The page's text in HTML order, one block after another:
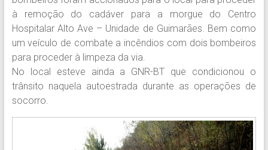
à remoção do cadáver para a morgue do Centro
Hospitalar Alto Ave – Unidade de Guimarães. Bem como
um veículo de combate a incêndios com dois bombeiros
para proceder à limpeza da via.
No local esteve ainda a GNR-BT que condicionou o
trânsito naquela autoestrada durante as operações de
socorro.